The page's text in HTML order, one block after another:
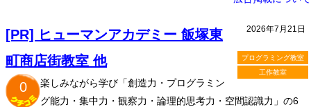
2026年7月21日
プログラミング教室
工作教室
[PR] ヒューマンアカデミー 飯塚東
町商店街教室 他
0
楽しみながら学び「創造力・プログラミン
グ能力・集中力・観察力・論理的思考力・空間認識力」の6